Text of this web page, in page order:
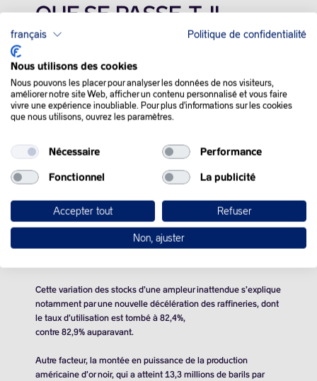
QUE SE PASSE-T-IL
DANS LE MONDE :
Les cours du pétrole ont fini en légère progression, mercredi, sur
un marché qui ne constate pas d’amélioration de la situation
au Moyen-Orient, malgré les pourparlers pour aboutir à une
trêve à Gaza.
Faute d’avancée majeure, les prix de l’or noir montent une
par la publication du rapport hebdomadaire sur les stocks
américains.
Une augmentation significative des stocks témoigne souvent
Cette variation des stocks d’une ampleur inattendue s’explique
notamment par une nouvelle décélération des raffineries, dont
le taux d’utilisation est tombé à 82,4%,
contre 82,9% auparavant.
Autre facteur, la montée en puissance de la production
américaine d’or noir, qui a atteint 13,3 millions de barils par
français Politique de confidentialité
Nous utilisons des cookies
Nous pouvons les placer pour analyser les données de nos visiteurs,
améliorer notre site Web, afficher un contenu personnalisé et vous faire
vivre une expérience inoubliable. Pour plus d'informations sur les cookies
que nous utilisons, ouvrez les paramètres.
Nécessaire Performance
Fonctionnel La publicité
Accepter tout Refuser
Non, ajuster